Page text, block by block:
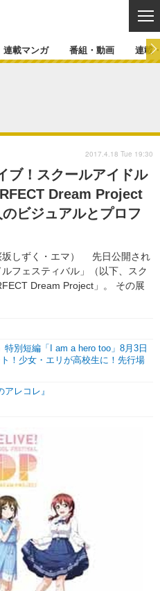
マンガ
イベント
コスプレ
カバー
ラジオ
コラム
連載マンガ 番組・動画 連載
ブ！スクールアイドル
Dream Project
ビジュアルとプロフ
坂しずく・エマ） 先日公開され
フェスティバル」（以下、スク
Dream Project」。 その展
特別短編「I am a hero too」8月3日
！少女・エリが高校生に！先行場
アレコレ』
2017.4.18 Tue 19:30